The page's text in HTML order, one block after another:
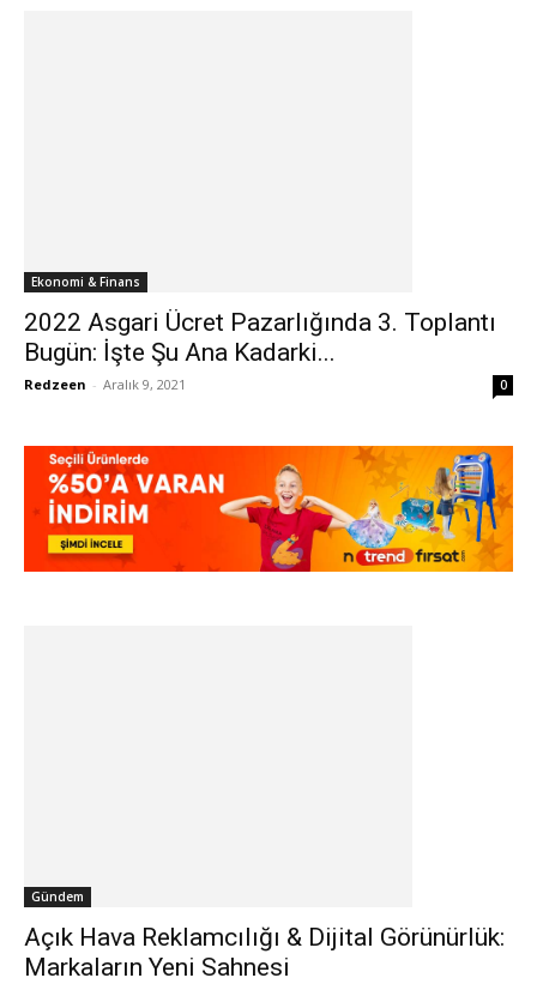
Ekonomi & Finans
2022 Asgari Ücret Pazarlığında 3. Toplantı
Bugün: İşte Şu Ana Kadarki...
Redzeen - Aralık 9, 2021 0
Gündem
Açık Hava Reklamcılığı & Dijital Görünürlük:
Markaların Yeni Sahnesi